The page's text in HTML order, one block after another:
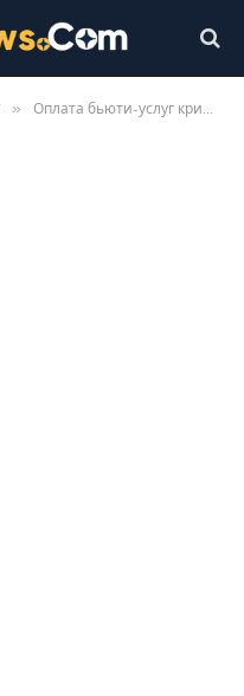
» Оплата бьюти-услуг криптовалютой: цены на PMU в Германии в 2026 году